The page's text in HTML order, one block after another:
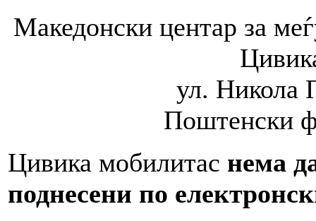
Македонски центар за
ул. Никола
Поштенски
Цивика мобилитас нема
поднесени по